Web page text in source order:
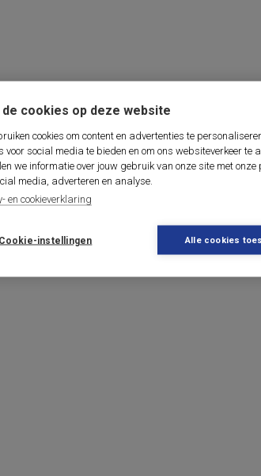
de cookies op deze website
cookies om content en advertenties te
voor social media te bieden en om ons websiteverkeer te
we informatie over jouw gebruik van onze site met
media, adverteren en analyse.
en cookieverklaring
Cookie-instellingen Alle cookies